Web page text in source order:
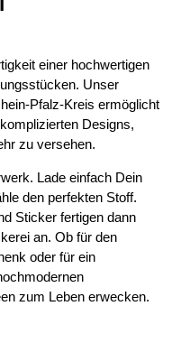
einer hochwertigen
Unser
Pfalz-Kreis ermöglicht
Designs,
zu versehen.
Lade einfach Dein
den perfekten Stoff.
Sticker fertigen dann
an. Ob für den
oder für ein
zum Leben erwecken.